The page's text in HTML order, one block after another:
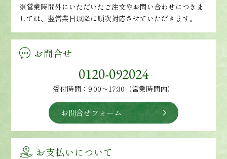
※営業時間外にいただいたご注文やお問い合わせにつきま
しては、翌営業日以降に順次対応させていただきます。
お問合せ
0120-092024
受付時間：9:00～17:30（営業時間内）
お問合せフォーム
お支払いについて